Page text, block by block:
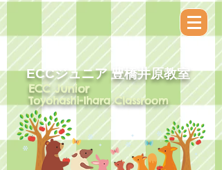
ECCジュニア​ 豊橋井原教室
ECC Junior
Toyohashi-Ihara Classroom